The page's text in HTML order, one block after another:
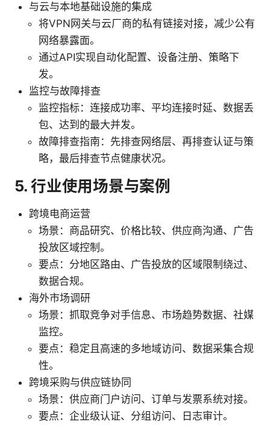
与云与本地基础设施的集成
将VPN网关与云厂商的私有链接对接，减少公有
网络暴露面。
通过API实现自动化配置、设备注册、策略下
发。
监控与故障排查
监控指标：连接成功率、平均连接时延、数据丢
包、达到的最大并发。
故障排查指南：先排查网络层、再排查认证与策
略，最后排查节点健康状况。
5. 行业使用场景与案例
跨境电商运营
场景：商品研究、价格比较、供应商沟通、广告
投放区域控制。
要点：分地区路由、广告投放的区域限制绕过、
数据合规。
海外市场调研
场景：抓取竞争对手信息、市场趋势数据、社媒
监控。
要点：稳定且高速的多地域访问、数据采集合规
性。
跨境采购与供应链协同
场景：供应商门户访问、订单与发票系统对接。
要点：企业级认证、分组访问、日志审计。